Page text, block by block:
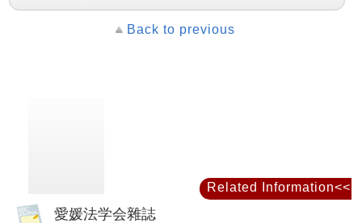
Back to previous
愛媛法学会雜誌
Related Information<<